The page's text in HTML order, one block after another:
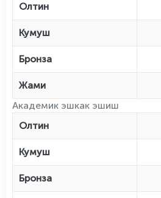
Олтин
Кумуш
Бронза
Жами
Академик эшкак эшиш
Олтин
Кумуш
Бронза